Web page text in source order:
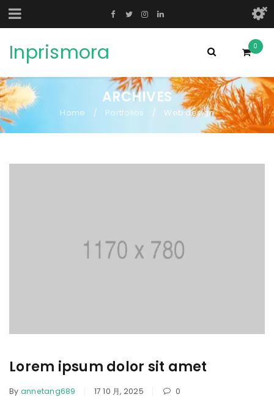
Inprismora 0
ARCHIVES
Home / Portfolios / Web design
Lorem ipsum dolor sit amet
By annetang689 17 10 月, 2025 0